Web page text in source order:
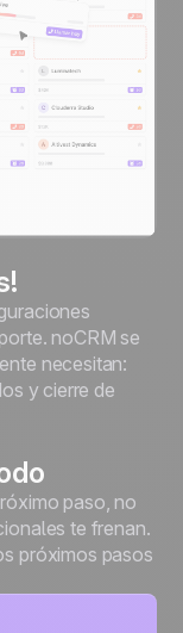
noCRM se
necesitan:
y cierre de
paso, no
te frenan.
próximos pasos